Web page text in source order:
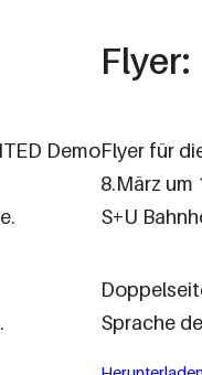
Demo
Flyer:
Flyer für
8.März um
S+U
Sprache